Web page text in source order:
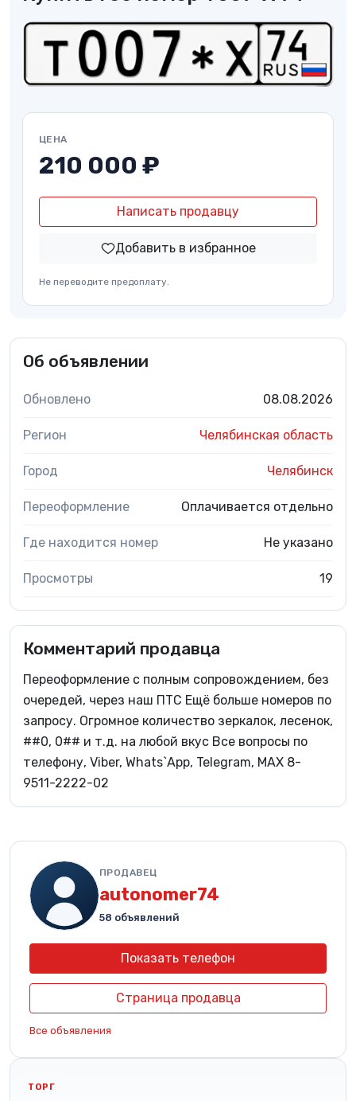
ЦЕНА
210 000 ₽
Написать продавцу
Добавить в избранное
Не переводите предоплату.
Об объявлении
Обновлено 08.08.2026
Регион Челябинская область
Город Челябинск
Переоформление Оплачивается отдельно
Где находится номер Не указано
Просмотры 19
Комментарий продавца
Переоформление с полным сопровождением, без
очередей, через наш ПТС Ещё больше номеров по
запросу. Огромное количество зеркалок, лесенок,
##0, 0## и т.д. на любой вкус Все вопросы по
телефону, Viber, Whats`App, Telegram, MAX 8-
9511-2222-02
ПРОДАВЕЦ
autonomer74
58 объявлений
Показать телефон
Страница продавца
Все объявления
ТОРГ